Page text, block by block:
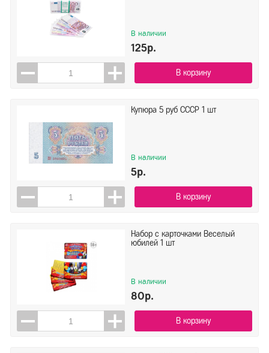
В наличии
125р.
В корзину
Купюра 5 руб СССР 1 шт
В наличии
5р.
В корзину
Набор с карточками Веселый
юбилей 1 шт
В наличии
80р.
В корзину